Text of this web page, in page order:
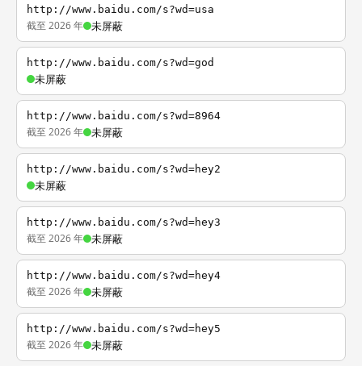
http://www.baidu.com/s?wd=usa
截至 2026 年 未屏蔽
http://www.baidu.com/s?wd=god
未屏蔽
http://www.baidu.com/s?wd=8964
截至 2026 年 未屏蔽
http://www.baidu.com/s?wd=hey2
未屏蔽
http://www.baidu.com/s?wd=hey3
截至 2026 年 未屏蔽
http://www.baidu.com/s?wd=hey4
截至 2026 年 未屏蔽
http://www.baidu.com/s?wd=hey5
截至 2026 年 未屏蔽